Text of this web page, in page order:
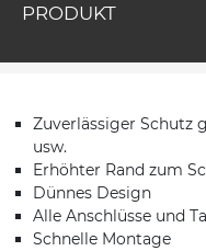
PRODUKT
Zuverlässiger Schutz
usw.
Erhöhter Rand zum
Dünnes Design
Alle Anschlüsse und
Schnelle Montage